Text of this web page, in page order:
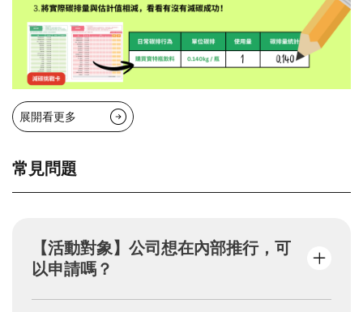
展開看更多
常見問題
【活動對象】公司想在內部推行，可
以申請嗎？